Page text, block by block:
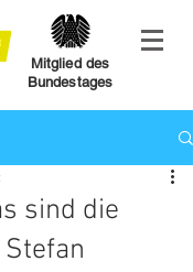
Mitglied des
Bundestages
sind die